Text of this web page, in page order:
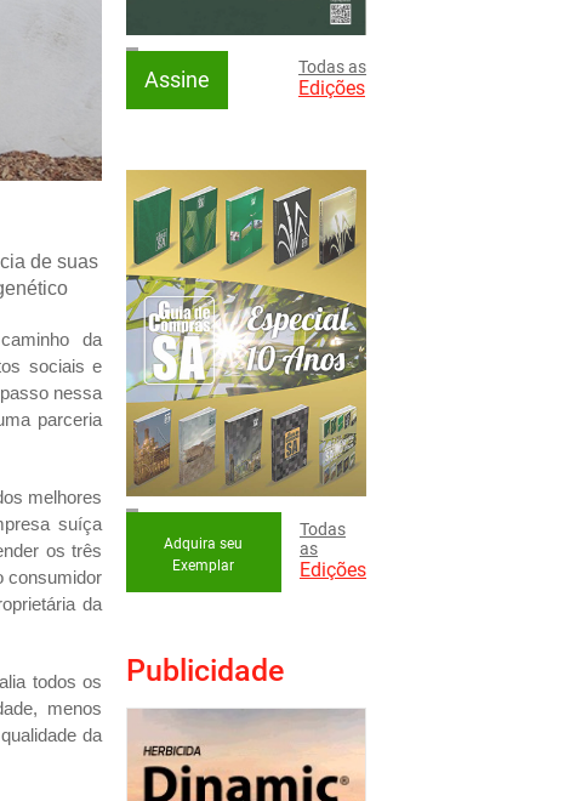
de suas
da
sociais e
nessa
parceria
melhores
suíça
os três
consumidor
da
todos os
menos
da
Assine Todas as
Edições
Adquira seu
Exemplar
Todas
as
Edições
Publicidade